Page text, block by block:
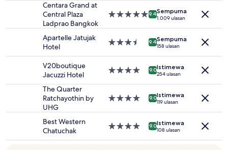
dan
ketersediaan
berubah
Ketentuan
berlaku.
Centara Grand at
Central Plaza
Ladprao Bangkok
Properti
9.4Sempurna
1.009 ulasan
Apartelle Jatujak
Hotel
Properti
9.4Sempurna
158 ulasan
V20boutique
Jacuzzi Hotel
Properti
9.0Istimewa
254 ulasan
The Quarter
Ratchayothin by
UHG
Properti
9.0Istimewa
119 ulasan
Best Western
Chatuchak
Properti
9.0Istimewa
108 ulasan